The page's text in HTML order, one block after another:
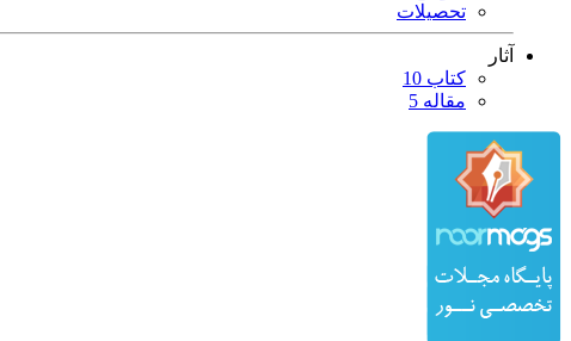
تحصیلات
آثار
کتاب 10
مقاله 5